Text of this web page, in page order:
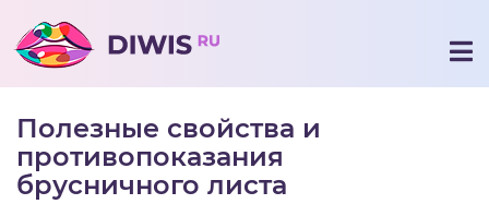
Полезные свойства и
противопоказания
брусничного листа